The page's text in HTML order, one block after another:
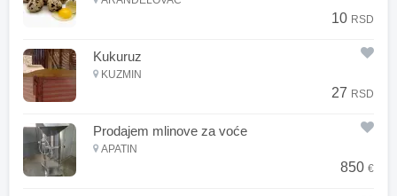
10 RSD
Kukuruz
KUZMIN
27 RSD
Prodajem mlinove za voće
APATIN
850 €